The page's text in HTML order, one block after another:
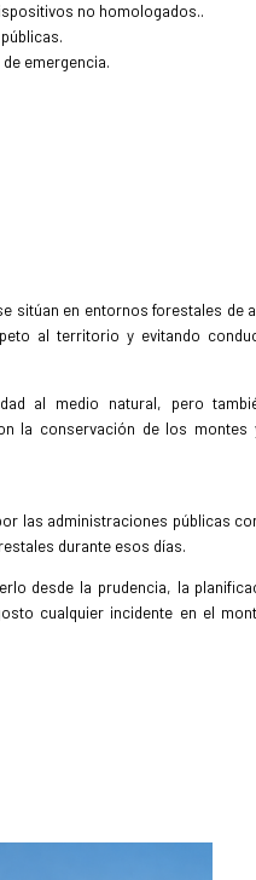
no homologados..
emergencia.
sitúan en entornos forestales de
al territorio y evitando
al medio natural, pero
la conservación de los montes
las administraciones públicas
durante esos días.
desde la prudencia, la
cualquier incidente en el